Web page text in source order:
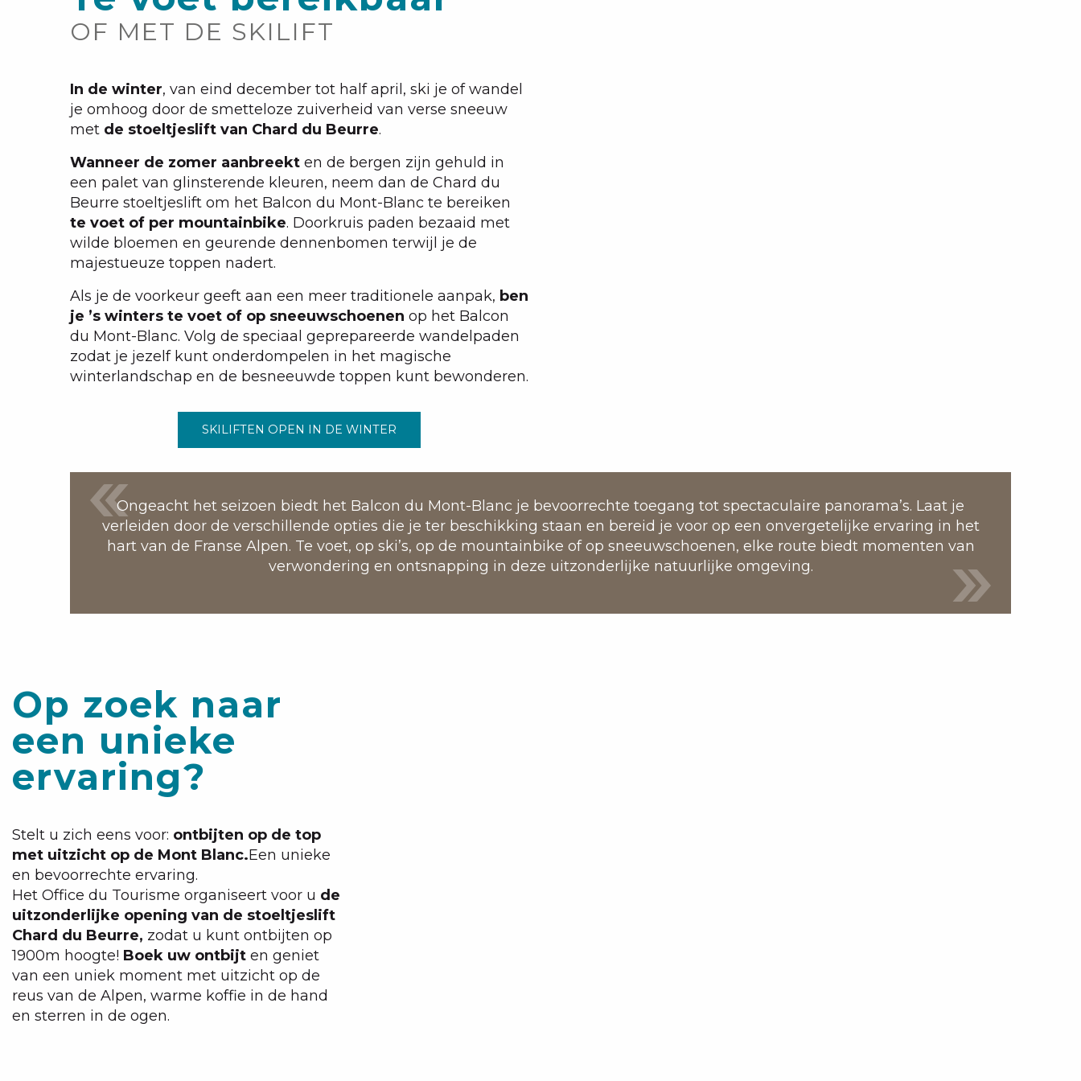
OF MET DE SKILIFT
In de winter, van eind december tot half april, ski je of wandel
je omhoog door de smetteloze zuiverheid van verse sneeuw
met de stoeltjeslift van Chard du Beurre.
Wanneer de zomer aanbreekt en de bergen zijn gehuld in
een palet van glinsterende kleuren, neem dan de Chard du
Beurre stoeltjeslift om het Balcon du Mont-Blanc te bereiken
te voet of per mountainbike. Doorkruis paden bezaaid met
wilde bloemen en geurende dennenbomen terwijl je de
majestueuze toppen nadert.
Als je de voorkeur geeft aan een meer traditionele aanpak, ben
je ’s winters te voet of op sneeuwschoenen op het Balcon
du Mont-Blanc. Volg de speciaal geprepareerde wandelpaden
zodat je jezelf kunt onderdompelen in het magische
winterlandschap en de besneeuwde toppen kunt bewonderen.
SKILIFTEN OPEN IN DE WINTER
Ongeacht het seizoen biedt het Balcon du Mont-Blanc je bevoorrechte toegang tot spectaculaire panorama’s. Laat je
verleiden door de verschillende opties die je ter beschikking staan en bereid je voor op een onvergetelijke ervaring in het
hart van de Franse Alpen. Te voet, op ski’s, op de mountainbike of op sneeuwschoenen, elke route biedt momenten van
verwondering en ontsnapping in deze uitzonderlijke natuurlijke omgeving.
Op zoek naar
een unieke
ervaring?
Stelt u zich eens voor: ontbijten op de top
met uitzicht op de Mont Blanc.Een unieke
en bevoorrechte ervaring.
Het Office du Tourisme organiseert voor u de
uitzonderlijke opening van de stoeltjeslift
Chard du Beurre, zodat u kunt ontbijten op
1900m hoogte! Boek uw ontbijt en geniet
van een uniek moment met uitzicht op de
reus van de Alpen, warme koffie in de hand
en sterren in de ogen.